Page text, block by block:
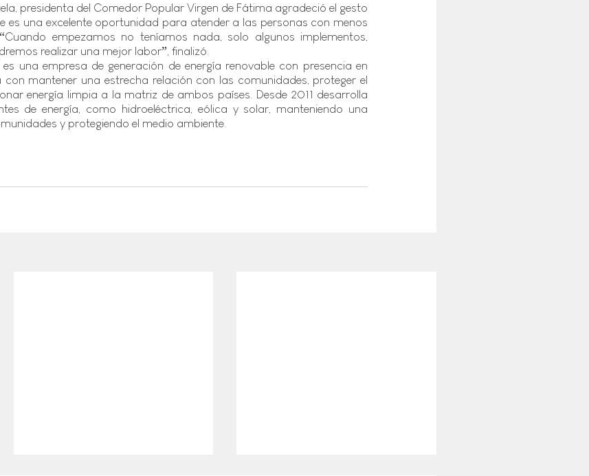
presidenta del Comedor Popular Virgen de Fátima agradeció el gesto
es una excelente oportunidad para atender a las personas con menos
empezamos no teníamos nada, solo algunos implementos,
realizar una mejor labor”, finalizó.
una empresa de generación de energía renovable con presencia en
con mantener una estrecha relación con las comunidades, proteger el
energía limpia a la matriz de ambos países. Desde 2011 desarrolla
de energía, como hidroeléctrica, eólica y solar, manteniendo una
y protegiendo el medio ambiente.